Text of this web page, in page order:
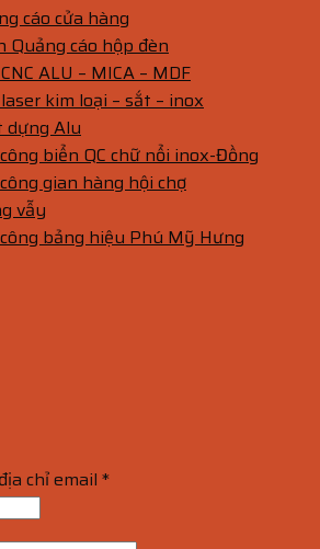
cáo cửa hàng
Quảng cáo hộp đèn
ALU – MICA – MDF
kim loại – sắt – inox
dựng Alu
biển QC chữ nổi inox-Đồng
gian hàng hội chợ
vẫy
bảng hiệu Phú Mỹ Hưng
chỉ email*